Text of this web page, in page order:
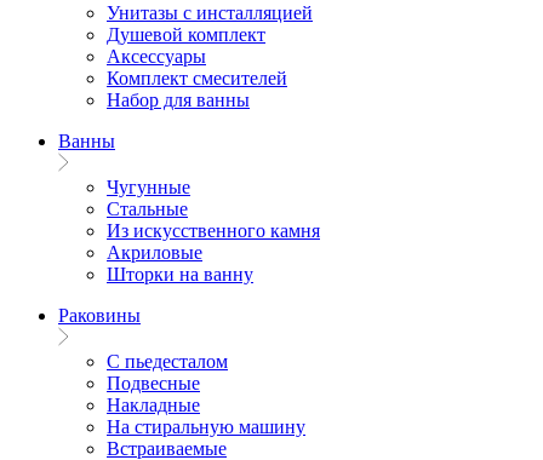
Унитазы с инсталляцией
Душевой комплект
Аксессуары
Комплект смесителей
Набор для ванны
Ванны
Чугунные
Стальные
Из искусственного камня
Акриловые
Шторки на ванну
Раковины
С пьедесталом
Подвесные
Накладные
На стиральную машину
Встраиваемые